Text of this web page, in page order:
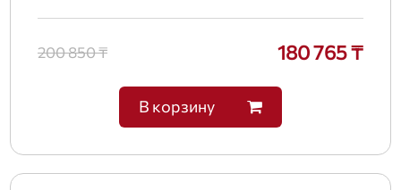
200 850 ₸ 180 765 ₸
В корзину